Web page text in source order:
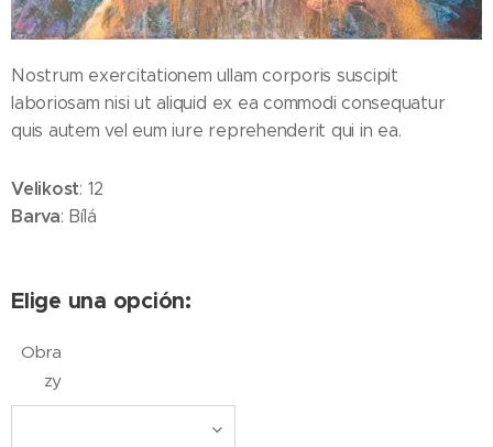
Nostrum exercitationem ullam corporis suscipit
laboriosam nisi ut aliquid ex ea commodi consequatur
quis autem vel eum iure reprehenderit qui in ea.
Velikost: 12
Barva: Bílá
Elige una opción:
Obra
zy